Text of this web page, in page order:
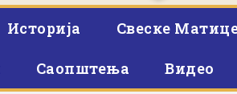
Историја Свеске
Саопштења Видео